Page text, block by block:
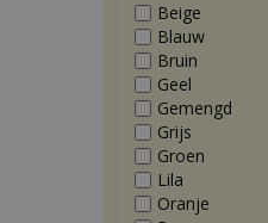
Beige
Blauw
Bruin
Geel
Gemengd
Grijs
Groen
Lila
Oranje